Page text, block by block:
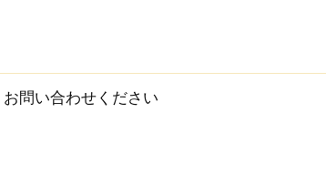
お問い合わせください